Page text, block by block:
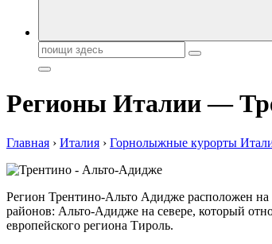
Поиск:
Регионы Италии —
Главная › Италия › Горнолыжные курорты
Регион Трентино-Альто Адидже расположен
районов: Альто-Адидже на севере, который
европейского региона Тироль.